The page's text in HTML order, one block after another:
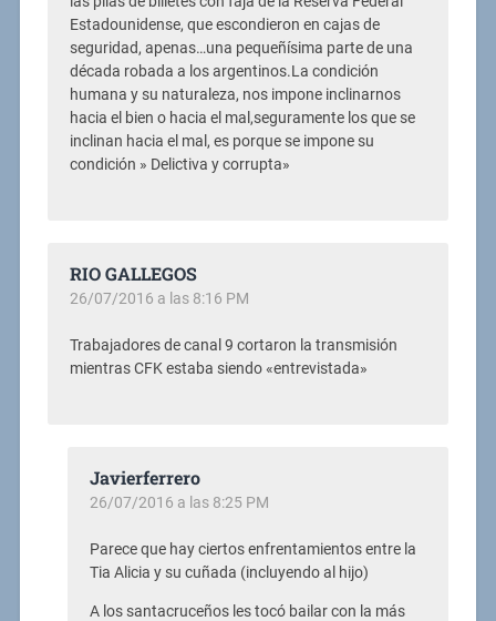
Estadounidense, que escondieron en cajas de
seguridad, apenas…una pequeñísima parte de una
década robada a los argentinos.La condición
humana y su naturaleza, nos impone inclinarnos
hacia el bien o hacia el mal,seguramente los que se
inclinan hacia el mal, es porque se impone su
condición » Delictiva y corrupta»
RIO GALLEGOS
26/07/2016 a las 8:16 PM
Trabajadores de canal 9 cortaron la transmisión
mientras CFK estaba siendo «entrevistada»
Javierferrero
26/07/2016 a las 8:25 PM
Parece que hay ciertos enfrentamientos entre la
Tia Alicia y su cuñada (incluyendo al hijo)
A los santacruceños les tocó bailar con la más